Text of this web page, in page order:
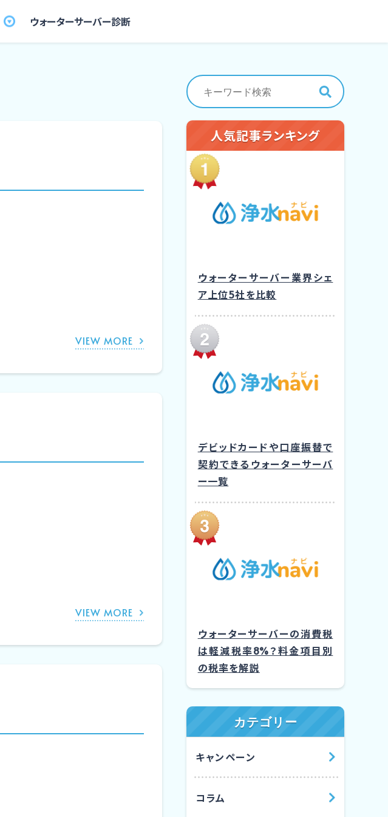
ウォーターサーバー診断
VIEW MORE
VIEW MORE
人気記事ランキング
ウォーターサーバー業界シェ
ア上位5社を比較
デビッドカードや口座振替で
契約できるウォーターサーバ
ー一覧
ウォーターサーバーの消費税
は軽減税率8%？料金項目別
の税率を解説
カテゴリー
キャンペーン
コラム